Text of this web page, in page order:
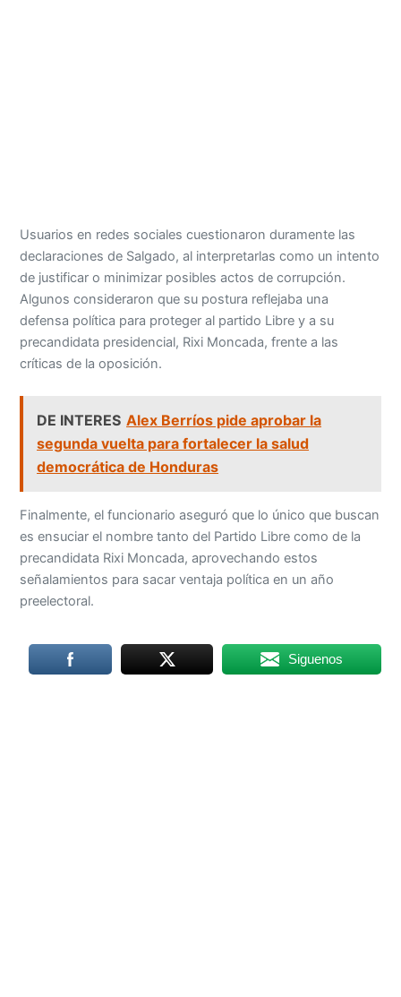
Usuarios en redes sociales cuestionaron duramente las
declaraciones de Salgado, al interpretarlas como un intento
de justificar o minimizar posibles actos de corrupción.
Algunos consideraron que su postura reflejaba una
defensa política para proteger al partido Libre y a su
precandidata presidencial, Rixi Moncada, frente a las
críticas de la oposición.
DE INTERES Alex Berríos pide aprobar la
segunda vuelta para fortalecer la salud
democrática de Honduras
Finalmente, el funcionario aseguró que lo único que buscan
es ensuciar el nombre tanto del Partido Libre como de la
precandidata Rixi Moncada, aprovechando estos
señalamientos para sacar ventaja política en un año
preelectoral.
Siguenos